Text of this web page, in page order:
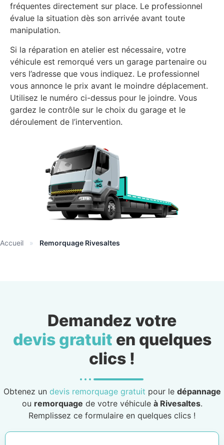
fréquentes directement sur place. Le professionnel
évalue la situation dès son arrivée avant toute
manipulation.
Si la réparation en atelier est nécessaire, votre
véhicule est remorqué vers un garage partenaire ou
vers l’adresse que vous indiquez. Le professionnel
vous annonce le prix avant le moindre déplacement.
Utilisez le numéro ci-dessus pour le joindre. Vous
gardez le contrôle sur le choix du garage et le
déroulement de l’intervention.
Accueil » Remorquage Rivesaltes
Demandez votre
devis gratuit en quelques
clics !
Obtenez un devis remorquage gratuit pour le dépannage
ou remorquage de votre véhicule à Rivesaltes.
Remplissez ce formulaire en quelques clics !